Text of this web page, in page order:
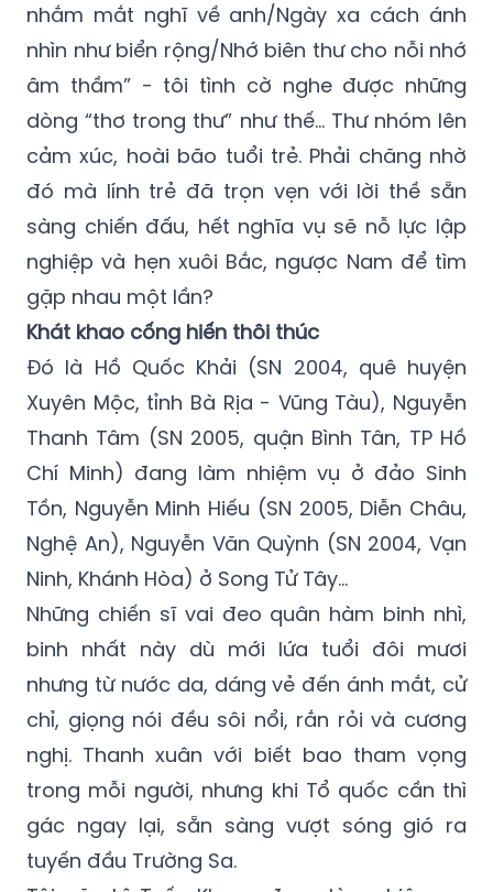
nhắm mắt nghĩ về anh/Ngày xa cách ánh
nhìn như biển rộng/Nhớ biên thư cho nỗi nhớ
âm thầm” - tôi tình cờ nghe được những
dòng “thơ trong thư” như thế... Thư nhóm lên
cảm xúc, hoài bão tuổi trẻ. Phải chăng nhờ
đó mà lính trẻ đã trọn vẹn với lời thề sẵn
sàng chiến đấu, hết nghĩa vụ sẽ nỗ lực lập
nghiệp và hẹn xuôi Bắc, ngược Nam để tìm
gặp nhau một lần?
Khát khao cống hiến thôi thúc
Đó là Hồ Quốc Khải (SN 2004, quê huyện
Xuyên Mộc, tỉnh Bà Rịa - Vũng Tàu), Nguyễn
Thanh Tâm (SN 2005, quận Bình Tân, TP Hồ
Chí Minh) đang làm nhiệm vụ ở đảo Sinh
Tồn, Nguyễn Minh Hiếu (SN 2005, Diễn Châu,
Nghệ An), Nguyễn Văn Quỳnh (SN 2004, Vạn
Ninh, Khánh Hòa) ở Song Tử Tây...
Những chiến sĩ vai đeo quân hàm binh nhì,
binh nhất này dù mới lứa tuổi đôi mươi
nhưng từ nước da, dáng vẻ đến ánh mắt, cử
chỉ, giọng nói đều sôi nổi, rắn rỏi và cương
nghị. Thanh xuân với biết bao tham vọng
trong mỗi người, nhưng khi Tổ quốc cần thì
gác ngay lại, sẵn sàng vượt sóng gió ra
tuyến đầu Trường Sa.